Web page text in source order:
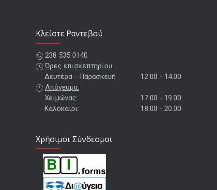
Kλείστε Ραντεβού
238 535 0140
Ώρες επισκεπτηρίου:
Δευτέρα - Παρασκευή
12.00 - 14.00
Απόγευμα:
Χειμώνας:
17.00 - 19.00
Καλοκαίρι:
18.00 - 20.00
Χρήσιμοι Σύνδεσμοι